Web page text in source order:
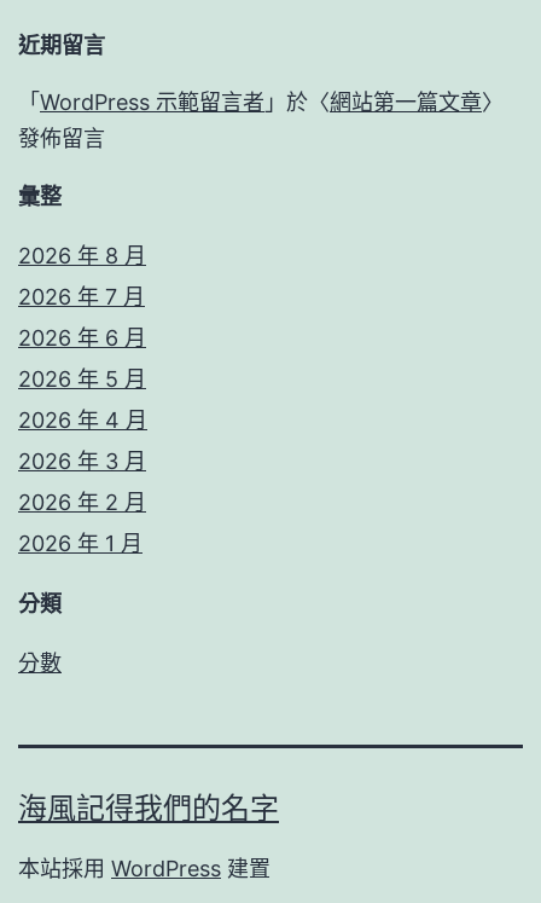
近期留言
「 WordPress 示範留言者 」於〈網站第一篇文章〉
發佈留言
彙整
2026 年 8 月
2026 年 7 月
2026 年 6 月
2026 年 5 月
2026 年 4 月
2026 年 3 月
2026 年 2 月
2026 年 1 月
分類
分數
海風記得我們的名字
本站採用 WordPress 建置